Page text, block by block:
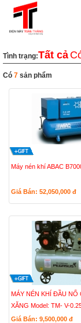
Tình trạng:Tất cả
Có 7 sản phẩm
Máy nén khí ABAC
Giá Bán: 52,050,000 đ
MÁY NÉN KHÍ ĐẦU NỔ
XĂNG Model: TM- V-
Giá Bán: 9,500,000 đ